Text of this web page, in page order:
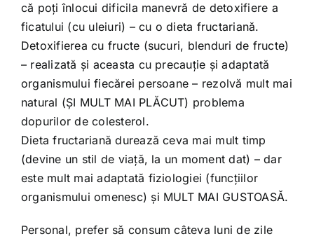
că poți înlocui dificila manevră de detoxifiere a
ficatului (cu uleiuri) – cu o dieta fructariană.
Detoxifierea cu fructe (sucuri, blenduri de fructe)
– realizată și aceasta cu precauție și adaptată
organismului fiecărei persoane – rezolvă mult mai
natural (ȘI MULT MAI PLĂCUT) problema
dopurilor de colesterol.
Dieta fructariană durează ceva mai mult timp
(devine un stil de viață, la un moment dat) – dar
este mult mai adaptată fiziologiei (funcțiilor
organismului omenesc) și MULT MAI GUSTOASĂ.
Personal, prefer să consum câteva luni de zile